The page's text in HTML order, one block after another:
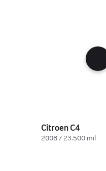
Citroen C4
2008 / 23.500 mil /